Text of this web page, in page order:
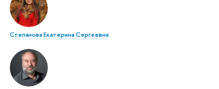
Степанова Екатерина Сергеевна